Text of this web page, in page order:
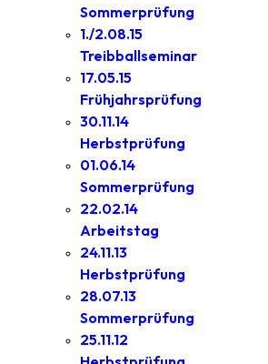
Sommerprüfung
1./2.08.15
Treibballseminar
17.05.15
Frühjahrsprüfung
30.11.14
Herbstprüfung
01.06.14
Sommerprüfung
22.02.14
Arbeitstag
24.11.13
Herbstprüfung
28.07.13
Sommerprüfung
25.11.12